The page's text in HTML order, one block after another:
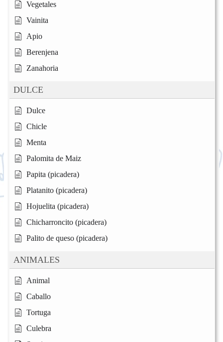
Vegetales
Vainita
Apio
Berenjena
Zanahoria
DULCE
Dulce
Chicle
Menta
Palomita de Maiz
Papita (picadera)
Platanito (picadera)
Hojuelita (picadera)
Chicharroncito (picadera)
Palito de queso (picadera)
ANIMALES
Animal
Caballo
Tortuga
Culebra